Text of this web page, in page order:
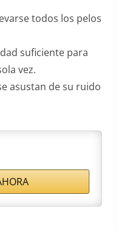
todos los pelos
suficiente para
vez.
asustan de su ruido